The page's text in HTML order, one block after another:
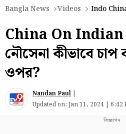
Bangla News
Videos Indo
China On Indian
নৌসেনা কীভাবে চাপ
ওপর?
Nandan Paul |
Updated on: Jan 11, 2024 | 6:42